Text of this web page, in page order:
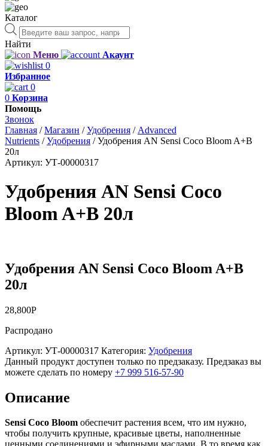
Каталог
Поиск
товаров
Найти
Меню
Акаунт
0
Избранное
0
0 Корзина
Помощь
Звонок
Главная /Магазин /Удобрения / Advanced
Nutrients /Удобрения /Удобрения AN Sensi Coco Bloom A+B
20л
Артикул: УТ-00000317
Удобрения AN Sensi Coco
Bloom A+B 20л
Удобрения AN Sensi Coco Bloom A+B
20л
28,800Р
Распродано
Артикул: УТ-00000317 Категория: Удобрения
Данный продукт доступен только по предзаказу. Предзаказ вы
можете сделать по номеру +7 999 516-57-90
Описание
Sensi Coco Bloom обеспечит растения всем, что им нужно,
чтобы получить крупные, красивые цветы, наполненные